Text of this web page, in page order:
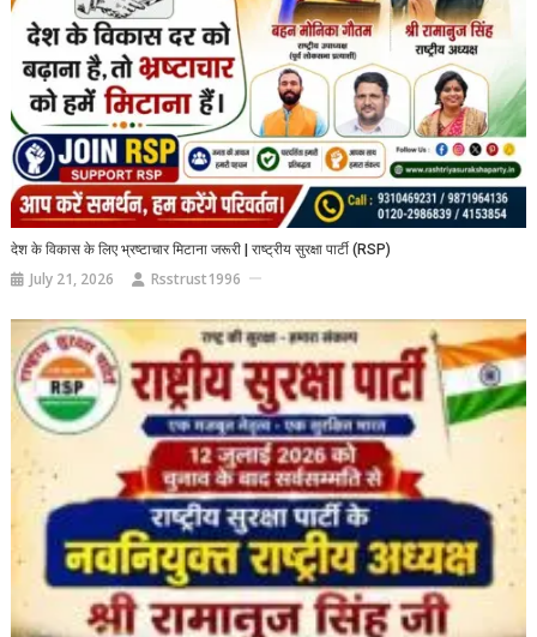
देश के विकास के लिए भ्रष्टाचार मिटाना जरूरी | राष्ट्रीय सुरक्षा पार्टी (RSP)
July 21, 2026 Rsstrust1996